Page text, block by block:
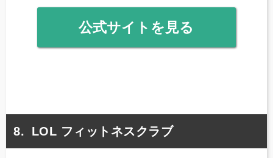
公式サイトを見る
LOL フィットネスクラブ